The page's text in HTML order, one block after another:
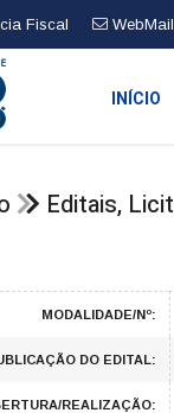
Fiscal WebMail
INÍCIO
Editais,
MODALIDADE/Nº:
DO EDITAL:
REALIZAÇÃO: